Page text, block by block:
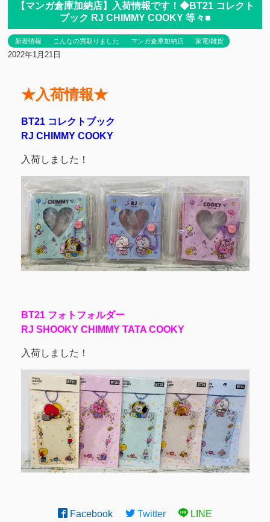
【マンガ倉庫加納店】入荷情報です！◆BT21 コレクト
ブック RJ CHIMMY COOKY 等々■
新着情報 こんなの買取りました マンガ倉庫加納店 家電/雑貨
2022年1月21日
★入荷情報★
BT21 コレクトブック
RJ CHIMMY COOKY
入荷しました！
BT21 フォトフォルダー
RJ SHOOKY CHIMMY TATA COOKY
入荷しました！
Facebook Twitter LINE